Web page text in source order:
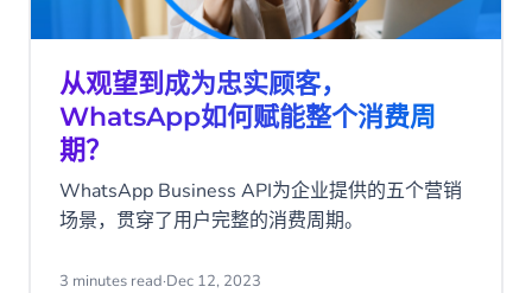
从观望到成为忠实顾客，
WhatsApp如何赋能整个消费周
期？
WhatsApp Business API为企业提供的五个营销
场景，贯穿了用户完整的消费周期。
3 minutes read·Dec 12, 2023